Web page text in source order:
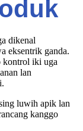
dikenal
eksentrik ganda.
kontrol iki uga
lan
luwih apik lan
kanggo